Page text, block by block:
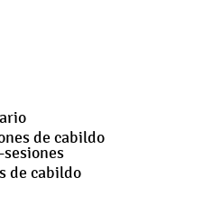
de cabildo
de cabildo